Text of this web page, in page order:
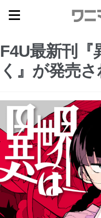
ナ
ー
シ
ン
へ
ス
キ
ッ
プ
コ
ン
ツ
ス
キ
ッ
プ
F4U最新刊『
く』が発売さ